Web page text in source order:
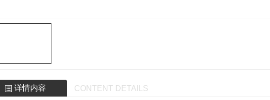
详情内容 CONTENT DETAILS